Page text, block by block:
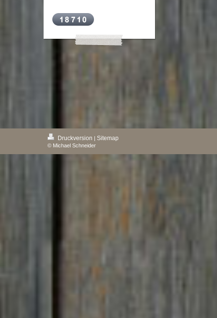
Druckversion | Sitemap
© Michael Schneider